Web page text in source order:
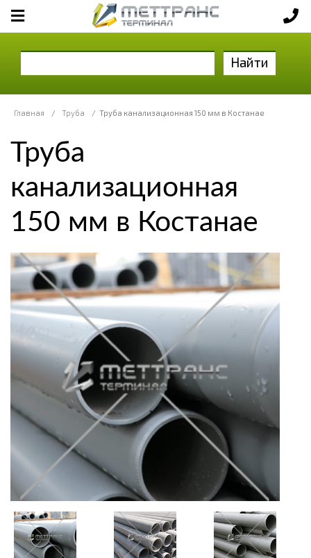
Найти
Главная / Труба / Труба канализационная 150 мм в Костанае
Труба
канализационная
150 мм в Костанае